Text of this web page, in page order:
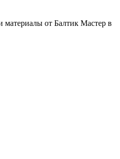
материалы от Балтик Мастер в